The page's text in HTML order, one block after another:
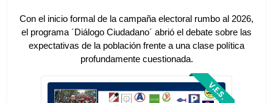
Con el inicio formal de la campaña electoral rumbo al 2026,
el programa ´Diálogo Ciudadano´ abrió el debate sobre las
expectativas de la población frente a una clase política
profundamente cuestionada.
V.E.S.